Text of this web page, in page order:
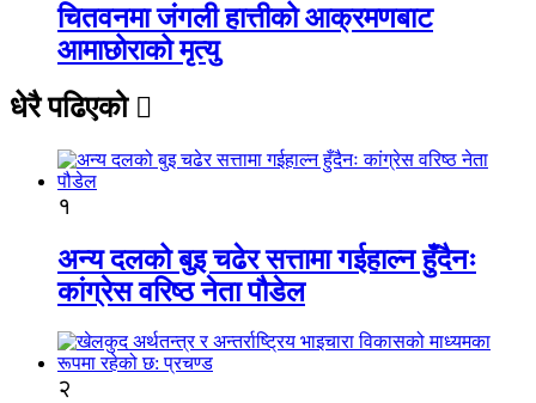
चितवनमा जंगली हात्तीको आक्रमणबाट
आमाछोराको मृत्यु
धेरै पढिएको
१
अन्य दलको बुइ चढेर सत्तामा गईहाल्न हुँदैनः
कांग्रेस वरिष्ठ नेता पौडेल
२